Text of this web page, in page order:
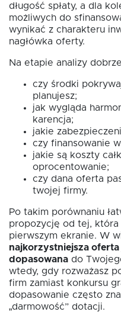
długość spłaty, a dla
możliwych do
wynikać z charakteru
nagłówka oferty.
Na etapie analizy
czy środki
planujesz;
jak wygląda
karencja;
jakie
czy finansowanie
jakie są koszty
oprocentowanie;
czy dana oferta
twojej firmy.
Po takim porównaniu
propozycję od tej,
pierwszym ekranie. W
najkorzystniejsza
dopasowana do
wtedy, gdy rozważasz
firm zamiast konkursu
dopasowanie często
„darmowość” dotacji.